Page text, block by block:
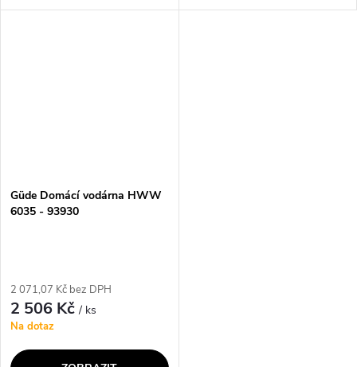
umožní získat čistou a kvalitní
W/P1, která je ideální pro
Güde Domácí vodárna HWW
6035 - 93930
2 071,07 Kč bez DPH
2 506 Kč/ ks
Na dotaz